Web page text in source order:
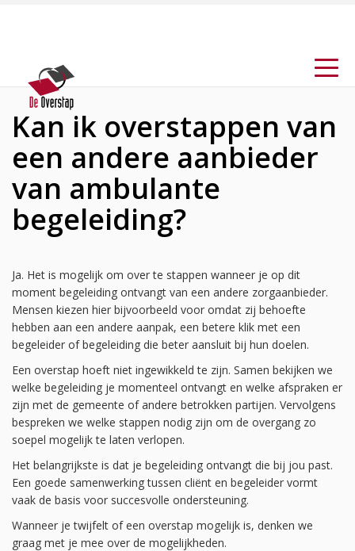
Kan ik overstappen van
een andere aanbieder
van ambulante
begeleiding?
Ja. Het is mogelijk om over te stappen wanneer je op dit
moment begeleiding ontvangt van een andere zorgaanbieder.
Mensen kiezen hier bijvoorbeeld voor omdat zij behoefte
hebben aan een andere aanpak, een betere klik met een
begeleider of begeleiding die beter aansluit bij hun doelen.
Een overstap hoeft niet ingewikkeld te zijn. Samen bekijken we
welke begeleiding je momenteel ontvangt en welke afspraken er
zijn met de gemeente of andere betrokken partijen. Vervolgens
bespreken we welke stappen nodig zijn om de overgang zo
soepel mogelijk te laten verlopen.
Het belangrijkste is dat je begeleiding ontvangt die bij jou past.
Een goede samenwerking tussen cliënt en begeleider vormt
vaak de basis voor succesvolle ondersteuning.
Wanneer je twijfelt of een overstap mogelijk is, denken we
graag met je mee over de mogelijkheden.